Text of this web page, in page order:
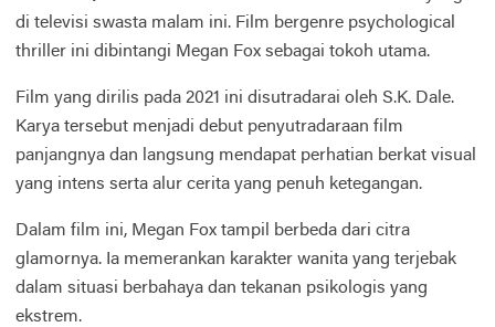
di televisi swasta malam ini. Film bergenre psychological
thriller ini dibintangi Megan Fox sebagai tokoh utama.
Film yang dirilis pada 2021 ini disutradarai oleh S.K. Dale.
Karya tersebut menjadi debut penyutradaraan film
panjangnya dan langsung mendapat perhatian berkat visual
yang intens serta alur cerita yang penuh ketegangan.
Dalam film ini, Megan Fox tampil berbeda dari citra
glamornya. Ia memerankan karakter wanita yang terjebak
dalam situasi berbahaya dan tekanan psikologis yang
ekstrem.